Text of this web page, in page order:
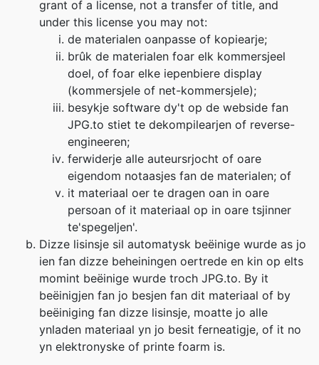
grant of a license, not a transfer of title, and
under this license you may not:
de materialen oanpasse of kopiearje;
brûk de materialen foar elk kommersjeel
doel, of foar elke iepenbiere display
(kommersjele of net-kommersjele);
besykje software dy't op de webside fan
JPG.to stiet te dekompilearjen of reverse-
engineeren;
ferwiderje alle auteursrjocht of oare
eigendom notaasjes fan de materialen; of
it materiaal oer te dragen oan in oare
persoan of it materiaal op in oare tsjinner
te'spegeljen'.
Dizze lisinsje sil automatysk beëinige wurde as jo
ien fan dizze beheiningen oertrede en kin op elts
momint beëinige wurde troch JPG.to. By it
beëinigjen fan jo besjen fan dit materiaal of by
beëiniging fan dizze lisinsje, moatte jo alle
ynladen materiaal yn jo besit ferneatigje, of it no
yn elektronyske of printe foarm is.